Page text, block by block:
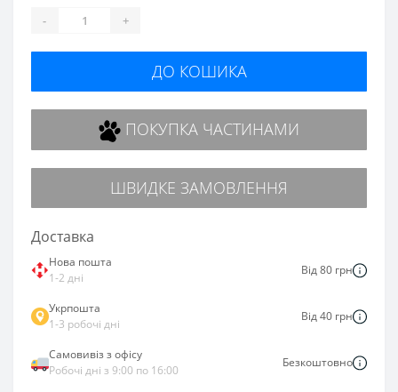
- +
ДО КОШИКА
ПОКУПКА ЧАСТИНАМИ
ШВИДКЕ ЗАМОВЛЕННЯ
Доставка
Нова пошта
1-2 дні
Від 80 грн
Укрпошта
1-3 робочі дні
Від 40 грн
Самовивіз з офісу
Робочі дні з 9:00 по 16:00
Безкоштовно